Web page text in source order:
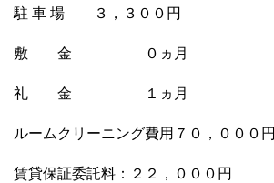
駐 車 場 ３，３００円
敷 金 ０ヵ月
礼 金 １ヵ月
ルームクリーニング費用７０，０００円
賃貸保証委託料：２２，０００円